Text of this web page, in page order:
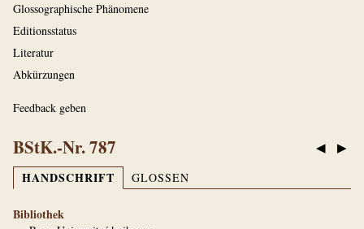
Glossographische Phänomene
Editionsstatus
Literatur
Abkürzungen
Feedback geben
◀ ▶
BStK.-Nr. 787
HANDSCHRIFT GLOSSEN
Bibliothek